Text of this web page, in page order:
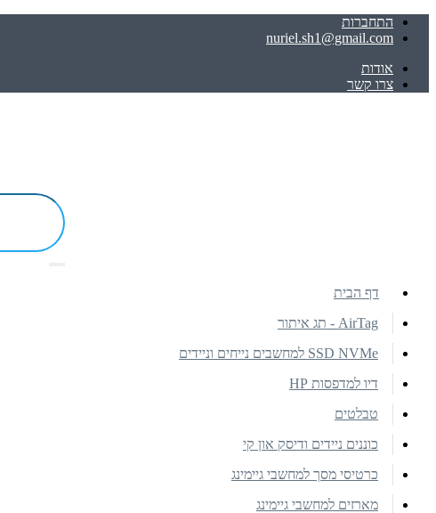
התחברות
nuriel.sh1@gmail.com
אודות
צרו קשר
דף הבית
AirTag - תג איתור
SSD NVMe למחשבים נייחים וניידים
דיו למדפסות HP
טבלטים
כוננים ניידים ודיסק און קי
כרטיסי מסך למחשבי גיימינג
מארזים למחשבי גיימינג